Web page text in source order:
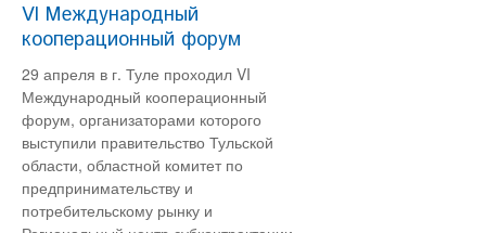
VI Международный
кооперационный форум
29 апреля в г. Туле проходил VI
Международный кооперационный
форум, организаторами которого
выступили правительство Тульской
области, областной комитет по
предпринимательству и
потребительскому рынку и